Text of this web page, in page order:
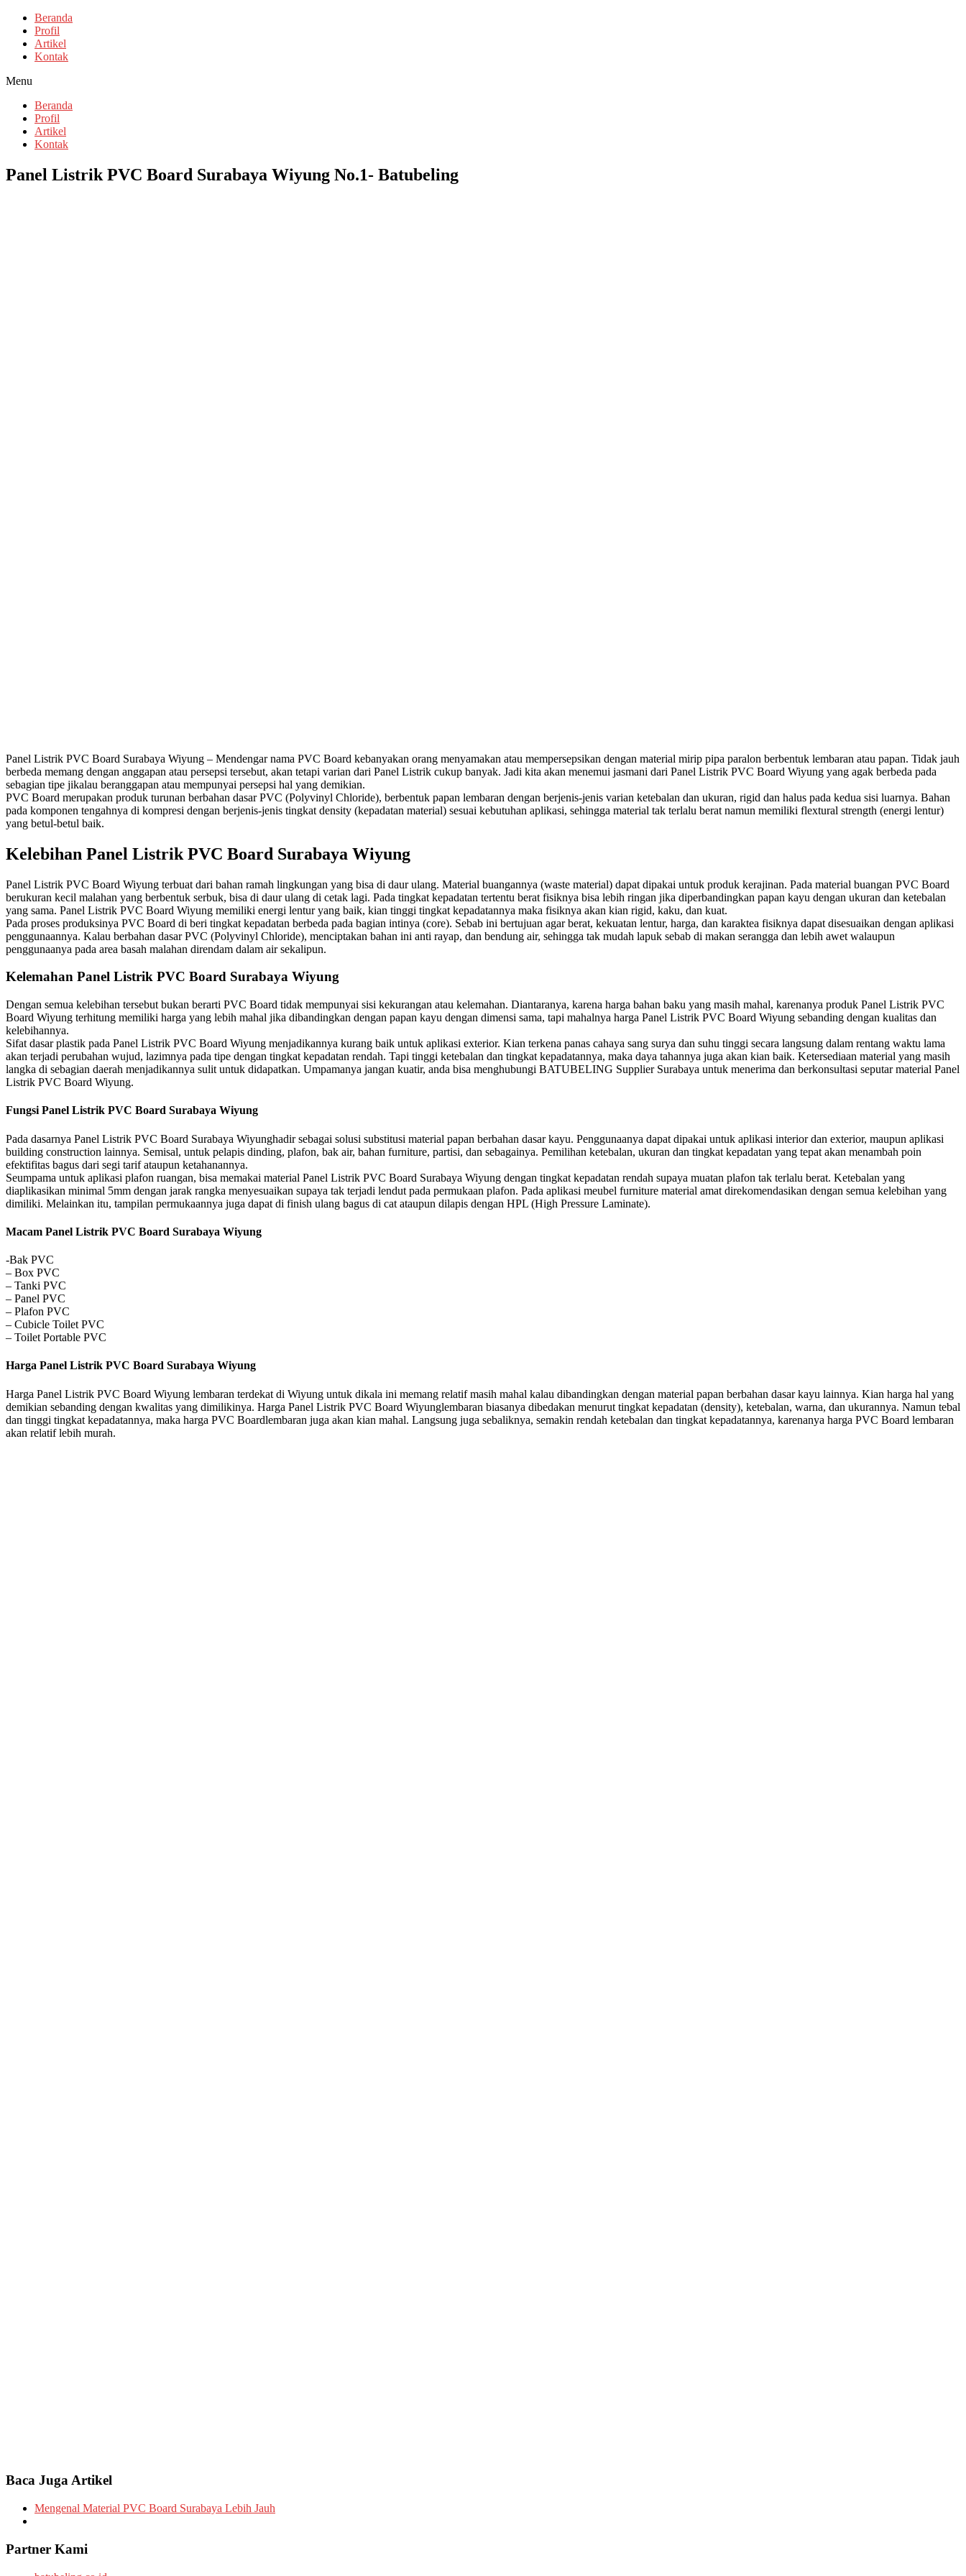
Beranda
Profil
Artikel
Kontak
Menu
Beranda
Profil
Artikel
Kontak
Panel Listrik PVC Board Surabaya Wiyung No.1- Batubeling
Panel Listrik PVC Board Surabaya Wiyung – Mendengar nama PVC Board kebanyakan orang menyamakan atau mempersepsikan dengan material mirip pipa paralon berbentuk lembaran atau papan. Tidak jauh
berbeda memang dengan anggapan atau persepsi tersebut, akan tetapi varian dari Panel Listrik cukup banyak. Jadi kita akan menemui jasmani dari Panel Listrik PVC Board Wiyung yang agak berbeda pada
sebagian tipe jikalau beranggapan atau mempunyai persepsi hal yang demikian.
PVC Board merupakan produk turunan berbahan dasar PVC (Polyvinyl Chloride), berbentuk papan lembaran dengan berjenis-jenis varian ketebalan dan ukuran, rigid dan halus pada kedua sisi luarnya. Bahan
pada komponen tengahnya di kompresi dengan berjenis-jenis tingkat density (kepadatan material) sesuai kebutuhan aplikasi, sehingga material tak terlalu berat namun memiliki flextural strength (energi lentur)
yang betul-betul baik.
Kelebihan Panel Listrik PVC Board Surabaya Wiyung
Panel Listrik PVC Board Wiyung terbuat dari bahan ramah lingkungan yang bisa di daur ulang. Material buangannya (waste material) dapat dipakai untuk produk kerajinan. Pada material buangan PVC Board
berukuran kecil malahan yang berbentuk serbuk, bisa di daur ulang di cetak lagi. Pada tingkat kepadatan tertentu berat fisiknya bisa lebih ringan jika diperbandingkan papan kayu dengan ukuran dan ketebalan
yang sama. Panel Listrik PVC Board Wiyung memiliki energi lentur yang baik, kian tinggi tingkat kepadatannya maka fisiknya akan kian rigid, kaku, dan kuat.
Pada proses produksinya PVC Board di beri tingkat kepadatan berbeda pada bagian intinya (core). Sebab ini bertujuan agar berat, kekuatan lentur, harga, dan karaktea fisiknya dapat disesuaikan dengan aplikasi
penggunaannya. Kalau berbahan dasar PVC (Polyvinyl Chloride), menciptakan bahan ini anti rayap, dan bendung air, sehingga tak mudah lapuk sebab di makan serangga dan lebih awet walaupun
penggunaanya pada area basah malahan direndam dalam air sekalipun.
Kelemahan Panel Listrik PVC Board Surabaya Wiyung
Dengan semua kelebihan tersebut bukan berarti PVC Board tidak mempunyai sisi kekurangan atau kelemahan. Diantaranya, karena harga bahan baku yang masih mahal, karenanya produk Panel Listrik PVC
Board Wiyung terhitung memiliki harga yang lebih mahal jika dibandingkan dengan papan kayu dengan dimensi sama, tapi mahalnya harga Panel Listrik PVC Board Wiyung sebanding dengan kualitas dan
kelebihannya.
Sifat dasar plastik pada Panel Listrik PVC Board Wiyung menjadikannya kurang baik untuk aplikasi exterior. Kian terkena panas cahaya sang surya dan suhu tinggi secara langsung dalam rentang waktu lama
akan terjadi perubahan wujud, lazimnya pada tipe dengan tingkat kepadatan rendah. Tapi tinggi ketebalan dan tingkat kepadatannya, maka daya tahannya juga akan kian baik. Ketersediaan material yang masih
langka di sebagian daerah menjadikannya sulit untuk didapatkan. Umpamanya jangan kuatir, anda bisa menghubungi BATUBELING Supplier Surabaya untuk menerima dan berkonsultasi seputar material Panel
Listrik PVC Board Wiyung.
Fungsi Panel Listrik PVC Board Surabaya Wiyung
Pada dasarnya Panel Listrik PVC Board Surabaya Wiyunghadir sebagai solusi substitusi material papan berbahan dasar kayu. Penggunaanya dapat dipakai untuk aplikasi interior dan exterior, maupun aplikasi
building construction lainnya. Semisal, untuk pelapis dinding, plafon, bak air, bahan furniture, partisi, dan sebagainya. Pemilihan ketebalan, ukuran dan tingkat kepadatan yang tepat akan menambah poin
efektifitas bagus dari segi tarif ataupun ketahanannya.
Seumpama untuk aplikasi plafon ruangan, bisa memakai material Panel Listrik PVC Board Surabaya Wiyung dengan tingkat kepadatan rendah supaya muatan plafon tak terlalu berat. Ketebalan yang
diaplikasikan minimal 5mm dengan jarak rangka menyesuaikan supaya tak terjadi lendut pada permukaan plafon. Pada aplikasi meubel furniture material amat direkomendasikan dengan semua kelebihan yang
dimiliki. Melainkan itu, tampilan permukaannya juga dapat di finish ulang bagus di cat ataupun dilapis dengan HPL (High Pressure Laminate).
Macam Panel Listrik PVC Board Surabaya Wiyung
-Bak PVC
– Box PVC
– Tanki PVC
– Panel PVC
– Plafon PVC
– Cubicle Toilet PVC
– Toilet Portable PVC
Harga Panel Listrik PVC Board Surabaya Wiyung
Harga Panel Listrik PVC Board Wiyung lembaran terdekat di Wiyung untuk dikala ini memang relatif masih mahal kalau dibandingkan dengan material papan berbahan dasar kayu lainnya. Kian harga hal yang
demikian sebanding dengan kwalitas yang dimilikinya. Harga Panel Listrik PVC Board Wiyunglembaran biasanya dibedakan menurut tingkat kepadatan (density), ketebalan, warna, dan ukurannya. Namun tebal
dan tinggi tingkat kepadatannya, maka harga PVC Boardlembaran juga akan kian mahal. Langsung juga sebaliknya, semakin rendah ketebalan dan tingkat kepadatannya, karenanya harga PVC Board lembaran
akan relatif lebih murah.
Baca Juga Artikel
Mengenal Material PVC Board Surabaya Lebih Jauh
Partner Kami